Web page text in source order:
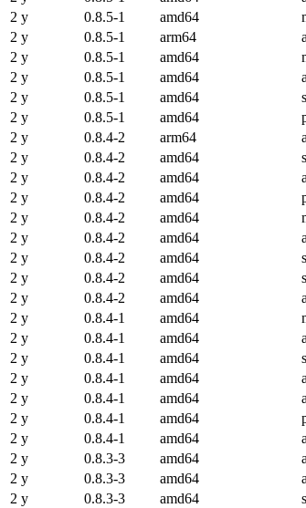
2 y
0.8.5-1 amd64
2 y
0.8.5-1 arm64
2 y
0.8.5-1 amd64
2 y
0.8.5-1 amd64
2 y
0.8.5-1 amd64
2 y
0.8.5-1 amd64
2 y
0.8.4-2 arm64
2 y
0.8.4-2 amd64
2 y
0.8.4-2 amd64
2 y
0.8.4-2 amd64
2 y
0.8.4-2 amd64
2 y
0.8.4-2 amd64
2 y
0.8.4-2 amd64
2 y
0.8.4-2 amd64
2 y
0.8.4-2 amd64
2 y
0.8.4-1 amd64
2 y
0.8.4-1 amd64
2 y
0.8.4-1 amd64
2 y
0.8.4-1 amd64
2 y
0.8.4-1 amd64
2 y
0.8.4-1 amd64
2 y
0.8.4-1 amd64
2 y
0.8.3-3 amd64
2 y
0.8.3-3 amd64
2 y
0.8.3-3 amd64